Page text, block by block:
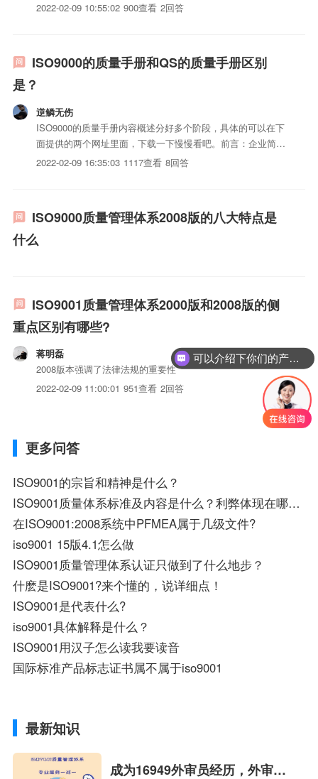
2022-02-09 10:55:02 900查看 2回答
ISO9000的质量手册和QS的质量手册区别
是？
逆鳞无伤
ISO9000的质量手册内容概述分好多个阶段，具体的可以在下
面提供的两个网址里面，下载一下慢慢看吧。前言：企业简
介：简要描述企业iso认证流程建议、企业规模、企业历史沿
2022-02-09 16:35:03 1117查看 8回答
ISO9000质量管理体系2008版的八大特点是
什么
ISO9001质量管理体系2000版和2008版的侧
重点区别有哪些?
蒋明磊
2008版本强调了法律法规的重要性
2022-02-09 11:00:01 951查看 2回答
更多问答
ISO9001的宗旨和精神是什么？
ISO9001质量体系标准及内容是什么？利弊体现在哪些方面？
在ISO9001:2008系统中PFMEA属于几级文件?
iso9001 15版4.1怎么做
ISO9001质量管理体系认证只做到了什么地步？
什麽是ISO9001?来个懂的，说详细点！
ISO9001是代表什么?
iso9001具体解释是什么？
ISO9001用汉子怎么读我要读音
国际标准产品标志证书属不属于iso9001
最新知识
成为16949外审员经历，外审员
可以介绍下你们的产品么？